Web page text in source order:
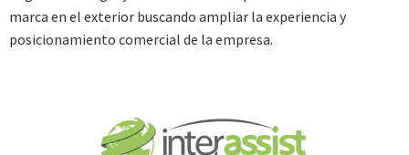
marca en el exterior buscando ampliar la experiencia y
posicionamiento comercial de la empresa.